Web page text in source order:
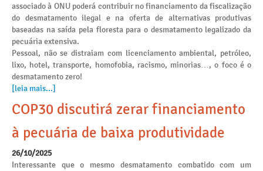
associado à ONU poderá contribuir no financiamento da fiscalização
do desmatamento ilegal e na oferta de alternativas produtivas
baseadas na saída pela floresta para o desmatamento legalizado da
pecuária extensiva.
Pessoal, não se distraiam com licenciamento ambiental, petróleo,
lixo, hotel, transporte, homofobia, racismo, minorias…, o foco é o
desmatamento zero!
[leia mais...]
COP30 discutirá zerar financiamento
à pecuária de baixa produtividade
26/10/2025
Interessante que o mesmo desmatamento combatido com um